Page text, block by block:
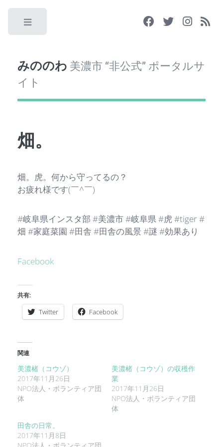
みののわ 美濃市 “非公式” ポータルサ
イト
畑。
畑。虎。何から守ってるの？
お疲れ様です(￣^￣)ゞ
#岐阜県インスタ部 #美濃市 #岐阜県 #虎 #tiger #
畑 #家庭菜園 #田舎 #田舎の風景 #謎 #効果あり
Facebook
共有:
Twitter Facebook
関連
美濃楮（コウゾ）
2017年11月26日
NPO法人・ボランティア団
体
美濃楮（コウゾ）の収穫作
業
2017年11月26日
NPO法人・ボランティア団
体
田舎の日常。
2017年11月8日
Toggle